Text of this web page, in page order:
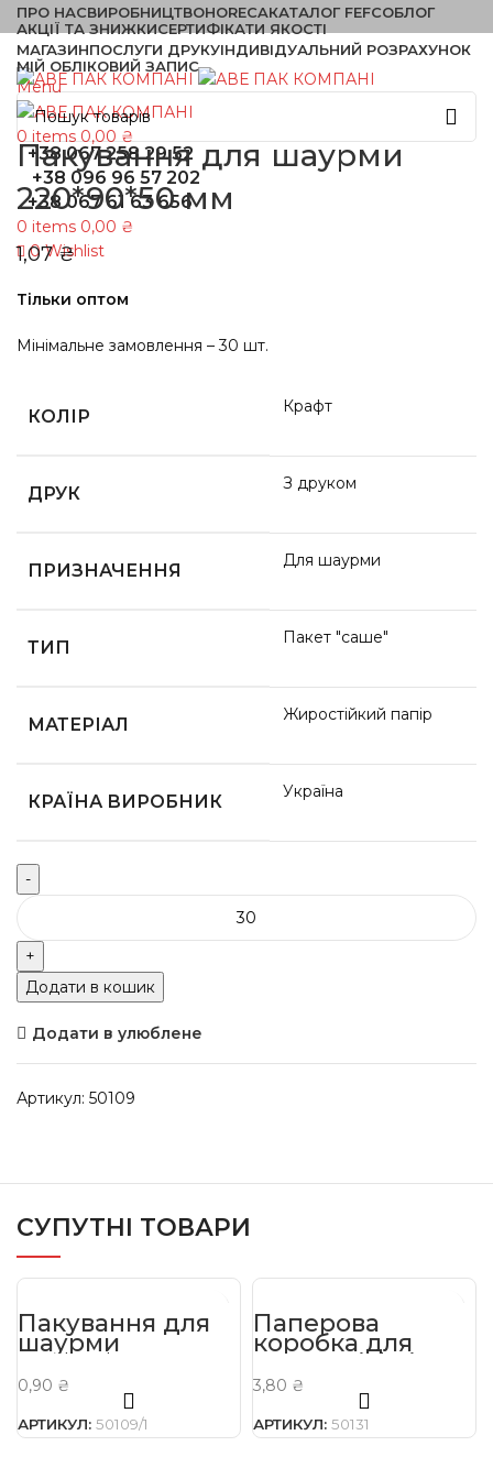
ПРО НАСВИРОБНИЦТВОHORECAКАТАЛОГ FEFCOБЛОГ
АКЦІЇ ТА ЗНИЖКИСЕРТИФІКАТИ ЯКОСТІ
МАГАЗИНПОСЛУГИ ДРУКУІНДИВІДУАЛЬНИЙ РОЗРАХУНОК
МІЙ ОБЛІКОВИЙ ЗАПИС
Menu
0items 0,00₴
+38 067 258 29 52
+38 096 96 57 202
+38 067 61 63 656
0 items 0,00 ₴
0Wishlist
Пакування для шаурми
220*90*50 мм
1,07₴
Тільки оптом
Мінімальне замовлення – 30 шт.
КОЛІР Крафт
ДРУК З друком
ПРИЗНАЧЕННЯ Для шаурми
ТИП Пакет "саше"
МАТЕРІАЛ Жиростійкий папір
КРАЇНА ВИРОБНИК Україна
Додати в кошик
Додати в улюблене
Артикул: 50109
СУПУТНІ ТОВАРИ
Пакування для
шаурми
230*90*50 мм
0,90 ₴
АРТИКУЛ: 50109/1
Паперова
коробка для
картоплі фрі
(міні) чорна
85*68 мм 90 г
3,80 ₴
АРТИКУЛ: 50131